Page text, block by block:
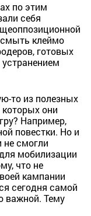
по этим
себя
клеймо
готовых
то из полезных
которых они
Например,
повестки. Но и
не смогли
мобилизации
что не
кампании
сегодня самой
важной. Тему